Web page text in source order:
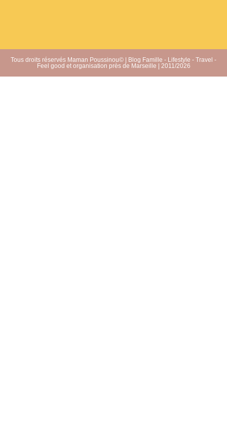
Tous droits réservés Maman Poussinou© | Blog Famille - Lifestyle - Travel -
Feel good et organisation près de Marseille | 2011/2026